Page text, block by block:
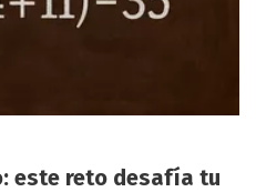
este reto desafía tu